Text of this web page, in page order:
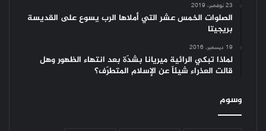
23 نوفمبر، 2019
الصلوات الخمس عشر التي أملاها الرب يسوع على القديسة
بريجيتا
19 ديسمبر، 2016
لماذا تبكي الرائية ميريانا بشدّة بعد انتهاء الظهور وهل
قالت العذراء شيئاً عن الإسلام المتطرّف؟
وسوم